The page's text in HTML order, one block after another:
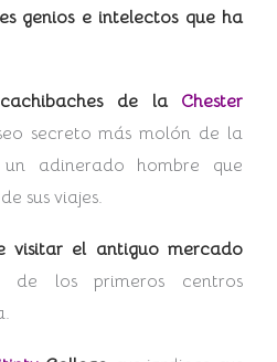
genios e intelectos que ha
de la Chester
secreto más molón de la
adinerado hombre que
sus viajes.
visitar el antiguo mercado
los primeros centros